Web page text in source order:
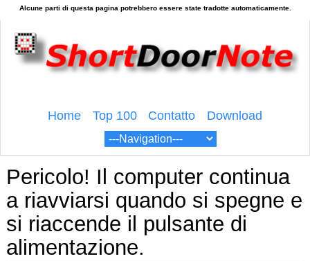
Home Top 100 Contatto Download
Pericolo! Il computer continua
a riavviarsi quando si spegne e
si riaccende il pulsante di
alimentazione.